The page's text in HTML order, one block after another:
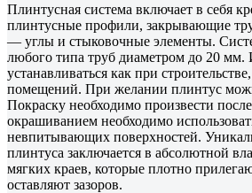
Плинтусная система включает в себя
плинтусные профили, закрывающие
— углы и стыковочные элементы.
любого типа труб диаметром до 20
устанавливаться как при
помещений. При желании плинтус
Покраску необходимо произвести
окрашиванием необходимо
невпитывающих поверхностей.
плинтуса заключается в абсолютной
мягких краев, которые плотно
оставляют зазоров.